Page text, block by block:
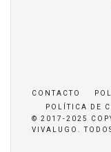
CONTACTO
POLÍTICA DE
© 2017-2025
VIVALUGO.